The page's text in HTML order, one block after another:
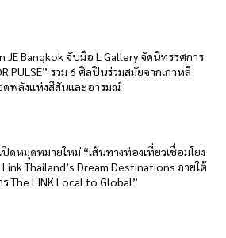
JE Bangkok จับมือ L Gallery จัดนิทรรศการ
PULSE” รวม 6 ศิลปินร่วมสมัยจากเกาหลี
พลังแห่งสีสันและอารมณ์
ดหมุดหมายใหม่ “เส้นทางท่องเที่ยวเชื่อมโยง
Link Thailand’s Dream Destinations ภายใต้
ร The LINK Local to Global”